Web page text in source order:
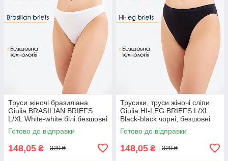
Труси жіночі бразиліана
Giulia BRASILIAN BRIEFS
L/XL White-white білі безшовні
Готово до відправки
148,05 ₴ 329 ₴
Трусики, труси жіночі сліпи
Giulia HI-LEG BRIEFS L/XL
Black-black чорні, безшовні
Готово до відправки
148,05 ₴ 329 ₴